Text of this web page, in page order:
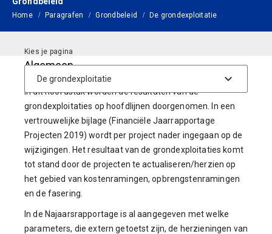
Home Paragrafen Grondbeleid De grondexploitatie
Algemeen
In dit hoofdstuk worden de resultaten van de
grondexploitaties op hoofdlijnen doorgenomen. In een
vertrouwelijke bijlage (Financiële Jaarrapportage
Projecten 2019) wordt per project nader ingegaan op de
wijzigingen. Het resultaat van de grondexploitaties komt
tot stand door de projecten te actualiseren/herzien op
het gebied van kostenramingen, opbrengstenramingen
en de fasering.
In de Najaarsrapportage is al aangegeven met welke
parameters, die extern getoetst zijn, de herzieningen van